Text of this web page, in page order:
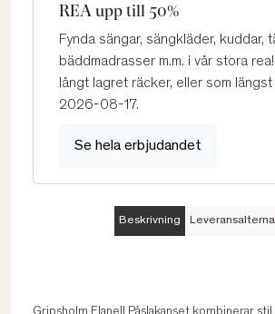
REA upp till 50%
Fynda sängar, sängkläder, kuddar,
bäddmadrasser m.m. i vår stora
långt lagret räcker, eller som längst
2026-08-17.
Se hela erbjudandet
Beskrivning